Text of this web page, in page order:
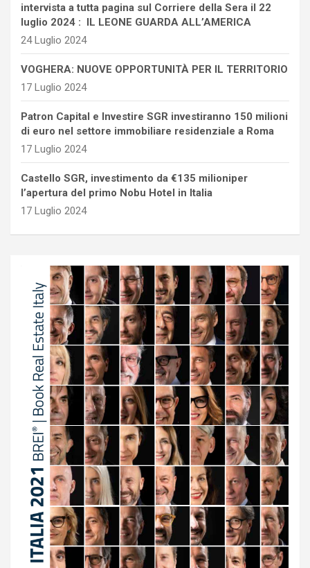
intervista a tutta pagina sul Corriere della Sera il 22
luglio 2024 : IL LEONE GUARDA ALL’AMERICA
24 Luglio 2024
VOGHERA: NUOVE OPPORTUNITÀ PER IL TERRITORIO
17 Luglio 2024
Patron Capital e Investire SGR investiranno 150 milioni
di euro nel settore immobiliare residenziale a Roma
17 Luglio 2024
Castello SGR, investimento da €135 milioniper
l’apertura del primo Nobu Hotel in Italia
17 Luglio 2024